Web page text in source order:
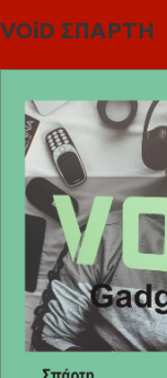
VOiD ΣΠΑΡΤΗ